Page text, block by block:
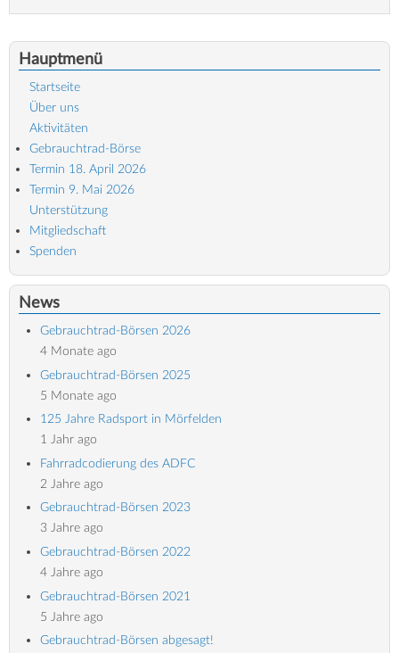
Hauptmenü
Startseite
Über uns
Aktivitäten
Gebrauchtrad-Börse
Termin 18. April 2026
Termin 9. Mai 2026
Unterstützung
Mitgliedschaft
Spenden
News
Gebrauchtrad-Börsen 2026
4 Monate ago
Gebrauchtrad-Börsen 2025
5 Monate ago
125 Jahre Radsport in Mörfelden
1 Jahr ago
Fahrradcodierung des ADFC
2 Jahre ago
Gebrauchtrad-Börsen 2023
3 Jahre ago
Gebrauchtrad-Börsen 2022
4 Jahre ago
Gebrauchtrad-Börsen 2021
5 Jahre ago
Gebrauchtrad-Börsen abgesagt!